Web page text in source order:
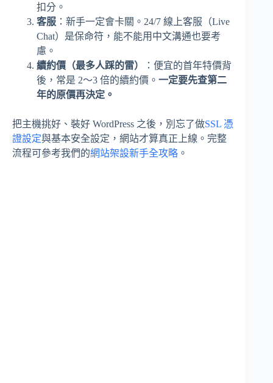
扣分。
客服 ：新手一定會卡關。24/7 線上客服（Live
Chat）是保命符，能不能用中文溝通也要考
慮。
續約價（最多人踩的雷）
：便宜的首年特價背
後，常是 2～3 倍的續約價。 一定要先查第二
年的原價再決定。
把主機挑好、裝好 WordPress 之後，別忘了做SSL 憑
證設定與基本安全設定，網站才算真正上線。完整
流程可參考我們的網站架設新手全攻略 。